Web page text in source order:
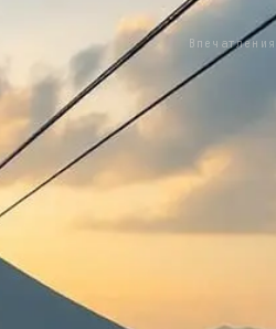
Впечатления